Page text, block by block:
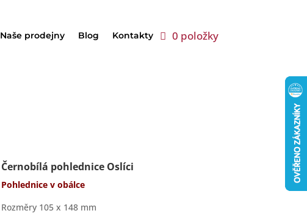
Naše prodejny Blog Kontakty 0 položky
Černobílá pohlednice Oslíci
Pohlednice v obálce
Rozměry 105 x 148 mm